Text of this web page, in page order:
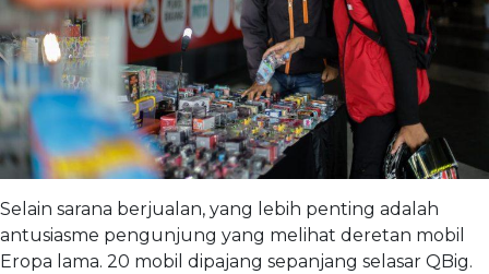
Selain sarana berjualan, yang lebih penting adalah
antusiasme pengunjung yang melihat deretan mobil
Eropa lama. 20 mobil dipajang sepanjang selasar QBig.